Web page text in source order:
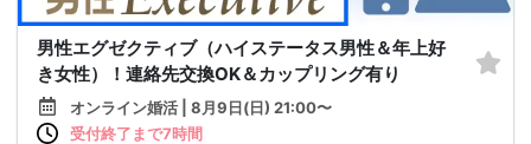
男性エグゼクティブ（ハイステータス男性＆年上好
き女性）！連絡先交換OK＆カップリング有り
オンライン婚活 | 8月9日(日) 21:00〜
受付終了まで7時間